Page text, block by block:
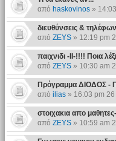
από haskovinos»
διευθύνσεις &
από ZEYS» 12:19 pm
παιχνιδι -II-!!!! Ποια
από ZEYS» 10:30 am
Πρόγραμμα ΔΙΟΔΟΣ -
από ilias» 16:03 pm 26
στοιχακια απο
από ZEYS» 10:59 am